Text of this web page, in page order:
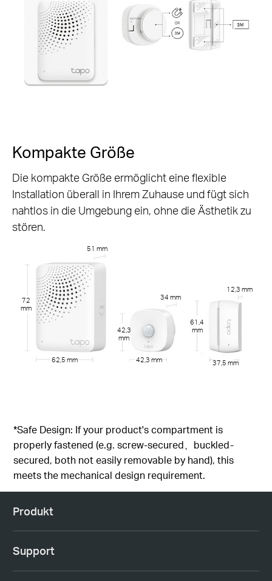
Kompakte Größe
Die kompakte Größe ermöglicht eine flexible
Installation überall in Ihrem Zuhause und fügt sich
nahtlos in die Umgebung ein, ohne die Ästhetik zu
stören.
72
mm
51 mm
62,5 mm
42,3
mm
42,3 mm
34 mm
61,4
mm
12,3 mm
37,5 mm
*Safe Design: If your product's compartment is
properly fastened (e.g. screw-secured、buckled-
secured, both not easily removable by hand), this
meets the mechanical design requirement.
Produkt
Support